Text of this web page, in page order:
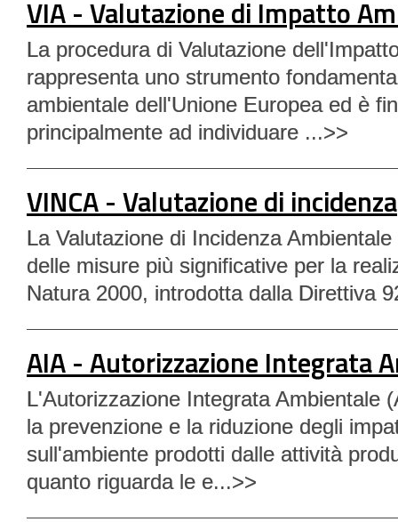
VIA - Valutazione di Impatto
La procedura di Valutazione
rappresenta uno strumento
ambientale dell'Unione Europea ed è
principalmente ad individuare ...>>
VINCA - Valutazione di incidenza
La Valutazione di Incidenza
delle misure più significative per la
Natura 2000, introdotta dalla Direttiva
AIA - Autorizzazione Integrata
L'Autorizzazione Integrata Ambientale
la prevenzione e la riduzione degli
sull'ambiente prodotti dalle attività
quanto riguarda le e...>>